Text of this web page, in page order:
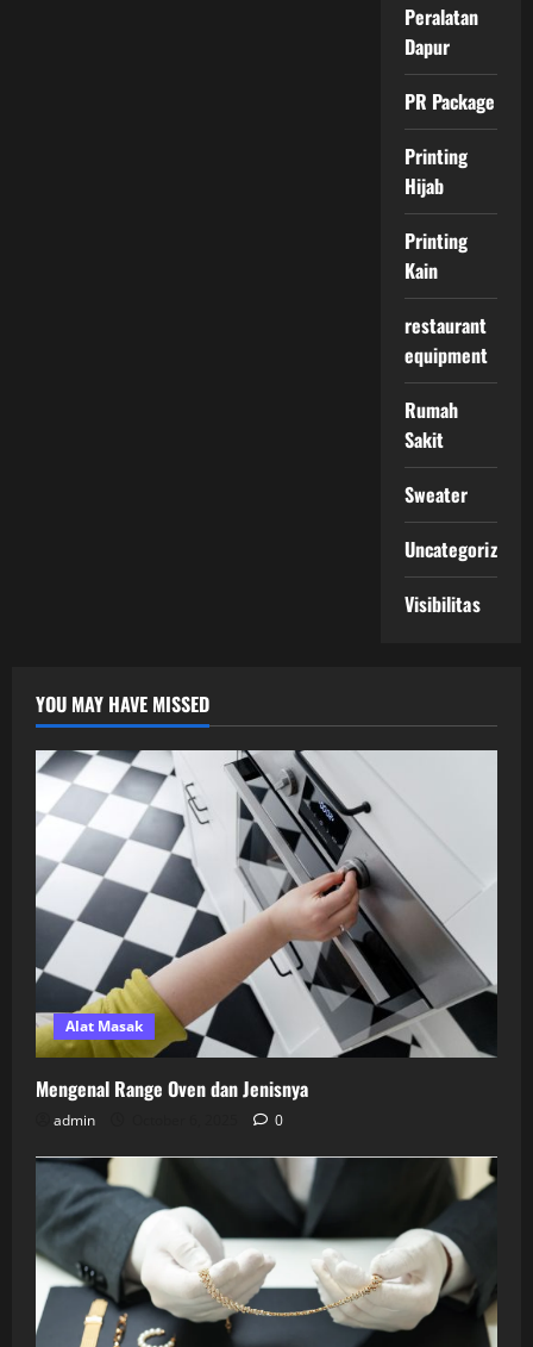
Peralatan
Dapur
PR Package
Printing
Hijab
Printing
Kain
restaurant
equipment
Rumah
Sakit
Sweater
Uncategorized
Visibilitas
YOU MAY HAVE MISSED
Alat Masak
Mengenal Range Oven dan Jenisnya
admin 0